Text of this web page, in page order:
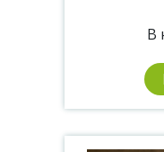
В